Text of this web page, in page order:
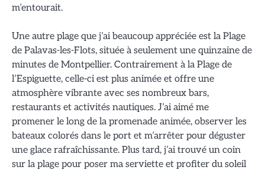
m’entourait.
Une autre plage que j’ai beaucoup appréciée est la Plage
de Palavas-les-Flots, située à seulement une quinzaine de
minutes de Montpellier. Contrairement à la Plage de
l’Espiguette, celle-ci est plus animée et offre une
atmosphère vibrante avec ses nombreux bars,
restaurants et activités nautiques. J’ai aimé me
promener le long de la promenade animée, observer les
bateaux colorés dans le port et m’arrêter pour déguster
une glace rafraîchissante. Plus tard, j’ai trouvé un coin
sur la plage pour poser ma serviette et profiter du soleil